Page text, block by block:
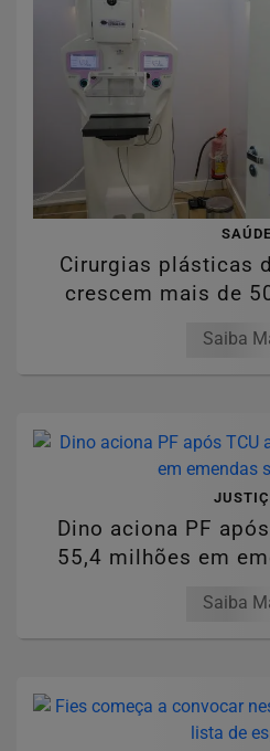
SAÚDE
Cirurgias plásticas
crescem mais de
Saiba
Dino aciona PF
55,4 milhões em
Saiba